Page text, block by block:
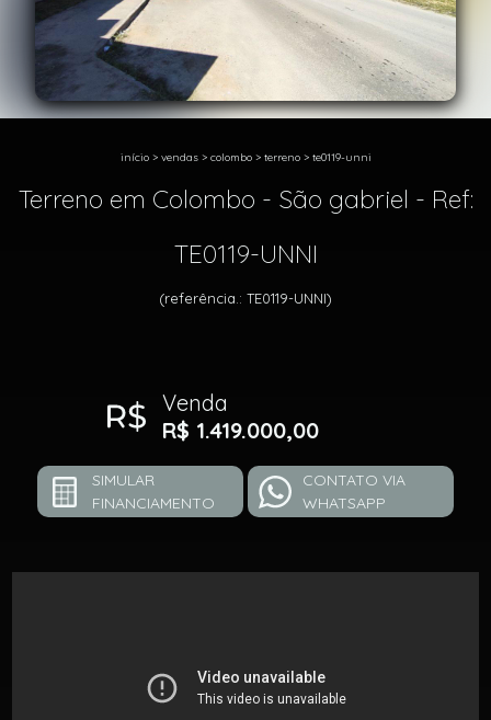
início> vendas> colombo> terreno> te0119-unni
Terreno em Colombo - São gabriel - Ref:
TE0119-UNNI
(referência.: TE0119-UNNI)
Venda
R$ 1.419.000,00
SIMULAR
FINANCIAMENTO
CONTATO VIA
WHATSAPP